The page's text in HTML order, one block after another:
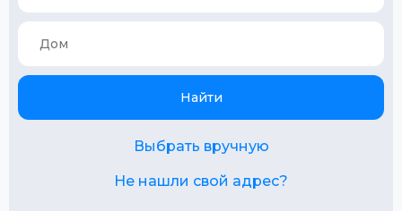
Найти
Выбрать вручную
Не нашли свой адрес?